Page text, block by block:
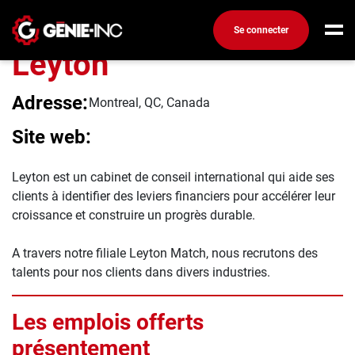
Se connecter
Connexion
Créez un compte
Emplois
Recherchez un emploi
Compagnies
Ma boîte à outils
Conseils carrière
Info génie
Nos chroniques
Leyton
Adresse:Montreal, QC, Canada
Site web:
Leyton est un cabinet de conseil international qui aide ses
clients à identifier des leviers financiers pour accélérer leur
croissance et construire un progrès durable.
A travers notre filiale Leyton Match, nous recrutons des
talents pour nos clients dans divers industries.
Les emplois offerts
présentement